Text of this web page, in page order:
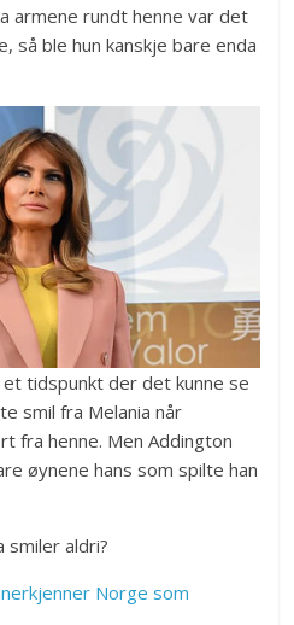
armene rundt henne var det
så ble hun kanskje bare enda
tidspunkt der det kunne se
smil fra Melania når
fra henne. Men Addington
øynene hans som spilte han
smiler aldri?
Norge som